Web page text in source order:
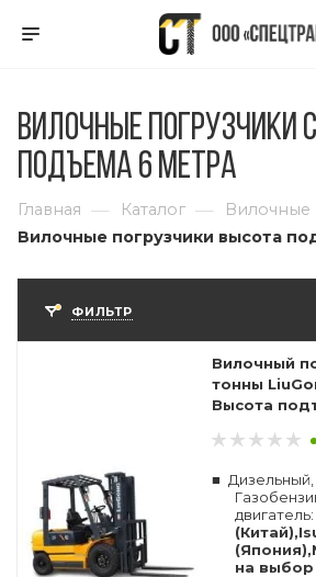
Вилочные погрузчики
подъема 6 метра
Главная — Каталог — Вилочные
Вилочные погрузчики высота
ФИЛЬТР
Вилочный
тонны
Высота
двигатель:
на